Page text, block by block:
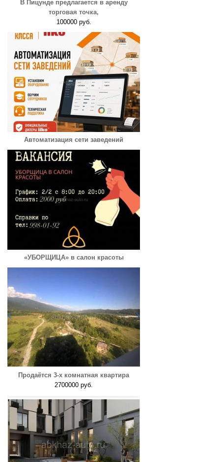
В Пицунде предлагается в аренду
торговая точка,
100000 руб.
Автоматизация сети заведений
«УБОРЩИЦА» в салон красоты
Продаётся 3-х комнатная квартира
2700000 руб.